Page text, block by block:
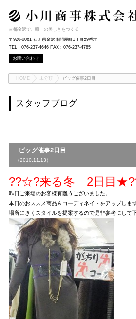
古都金沢で、唯一の美しさをつくる
〒920-0061 石川県金沢市問屋町1丁目59番地
TEL : 076-237-4646 FAX : 076-237-4785
お問い合わせ
HOME 未分類 ビッグ催事2日目
スタッフブログ
ビッグ催事2日目
（2010.11.13）
??☆?来る冬 2日目
昨日ご来場のお客様有難うございました。
本日のおススメ商品＆コーディネイトをアップします
場所にきくスタイルを提案するので是非参考にして下